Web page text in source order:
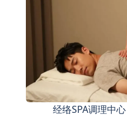
经络SPA调理中